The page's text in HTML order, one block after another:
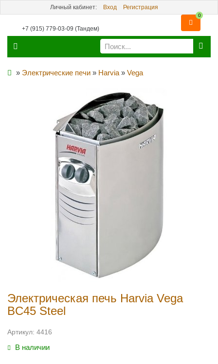
Личный кабинет: Вход Регистрация
+7 (915) 779-03-09 (Тандем)
0
» Электрические печи » Harvia » Vega
Электрическая печь Harvia Vega
BC45 Steel
Артикул: 4416
В наличии